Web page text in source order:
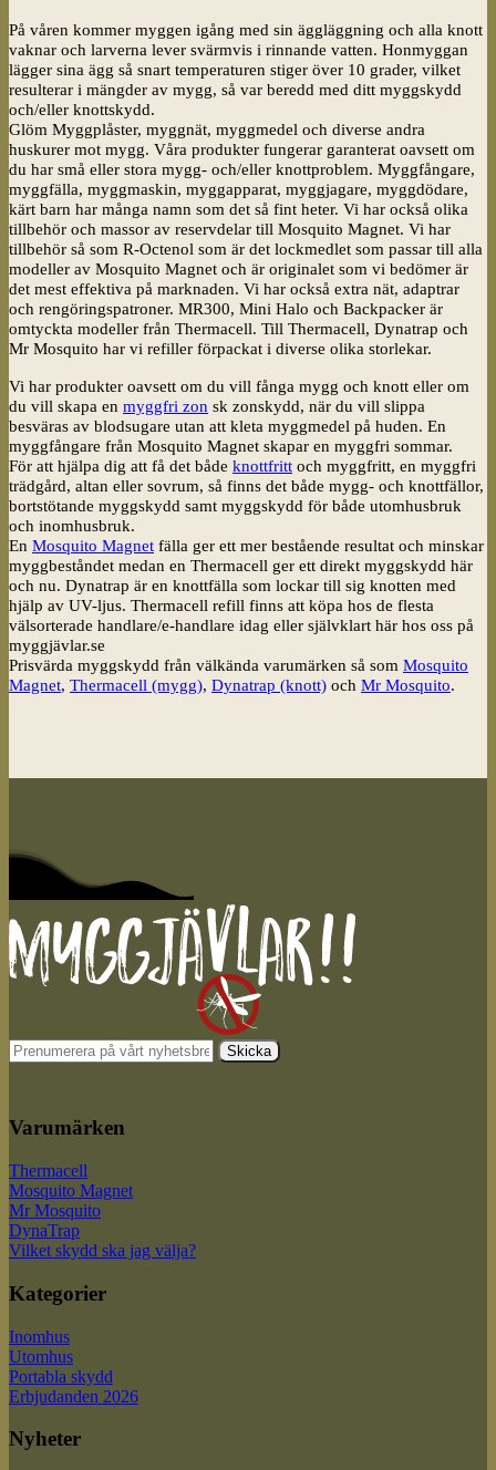
På våren kommer myggen igång med sin äggläggning och alla knott
vaknar och larverna lever svärmvis i rinnande vatten. Honmyggan
lägger sina ägg så snart temperaturen stiger över 10 grader, vilket
resulterar i mängder av mygg, så var beredd med ditt myggskydd
och/eller knottskydd.
Glöm Myggplåster, myggnät, myggmedel och diverse andra
huskurer mot mygg. Våra produkter fungerar garanterat oavsett om
du har små eller stora mygg- och/eller knottproblem. Myggfångare,
myggfälla, myggmaskin, myggapparat, myggjagare, myggdödare,
kärt barn har många namn som det så fint heter. Vi har också olika
tillbehör och massor av reservdelar till Mosquito Magnet. Vi har
tillbehör så som R-Octenol som är det lockmedlet som passar till alla
modeller av Mosquito Magnet och är originalet som vi bedömer är
det mest effektiva på marknaden. Vi har också extra nät, adaptrar
och rengöringspatroner. MR300, Mini Halo och Backpacker är
omtyckta modeller från Thermacell. Till Thermacell, Dynatrap och
Mr Mosquito har vi refiller förpackat i diverse olika storlekar.
Vi har produkter oavsett om du vill fånga mygg och knott eller om
du vill skapa en myggfri zon sk zonskydd, när du vill slippa
besväras av blodsugare utan att kleta myggmedel på huden. En
myggfångare från Mosquito Magnet skapar en myggfri sommar.
För att hjälpa dig att få det både knottfritt och myggfritt, en myggfri
trädgård, altan eller sovrum, så finns det både mygg- och knottfällor,
bortstötande myggskydd samt myggskydd för både utomhusbruk
och inomhusbruk.
En Mosquito Magnet fälla ger ett mer bestående resultat och minskar
myggbeståndet medan en Thermacell ger ett direkt myggskydd här
och nu. Dynatrap är en knottfälla som lockar till sig knotten med
hjälp av UV-ljus. Thermacell refill finns att köpa hos de flesta
välsorterade handlare/e-handlare idag eller självklart här hos oss på
myggjävlar.se
Prisvärda myggskydd från välkända varumärken så som Mosquito
Magnet, Thermacell (mygg), Dynatrap (knott) och Mr Mosquito.
Varumärken
Thermacell
Mosquito Magnet
Mr Mosquito
DynaTrap
Vilket skydd ska jag välja?
Kategorier
Inomhus
Utomhus
Portabla skydd
Erbjudanden 2026
Nyheter